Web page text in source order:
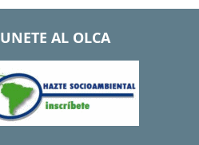
UNETE AL OLCA